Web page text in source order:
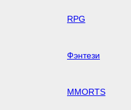
RPG
Фэнтези
MMORTS